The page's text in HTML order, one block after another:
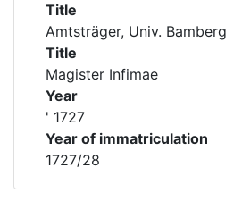
Title
Amtsträger, Univ. Bamberg
Title
Magister Infimae
Year
' 1727
Year of immatriculation
1727/28